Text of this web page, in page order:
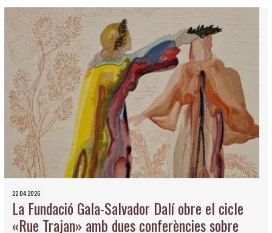
22.04.2026
La Fundació Gala-Salvador Dalí obre el cicle
«Rue Trajan» amb dues conferències sobre